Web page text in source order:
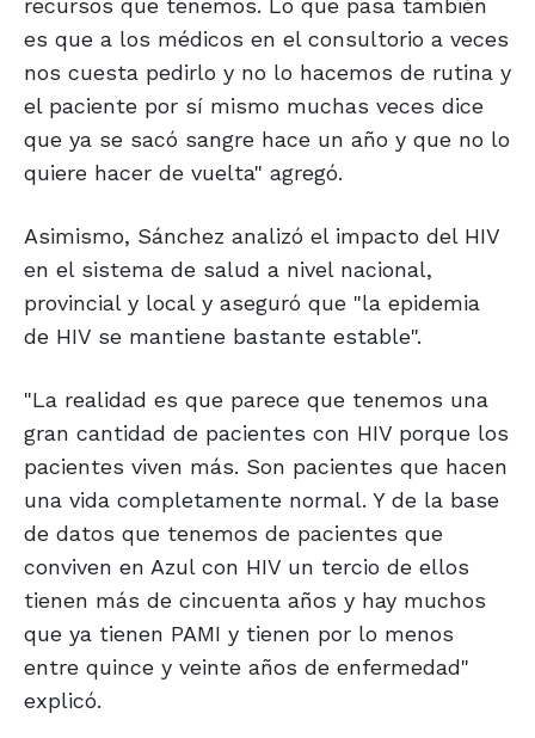
recursos que tenemos. Lo que pasa también
es que a los médicos en el consultorio a veces
nos cuesta pedirlo y no lo hacemos de rutina y
el paciente por sí mismo muchas veces dice
que ya se sacó sangre hace un año y que no lo
quiere hacer de vuelta" agregó.
Asimismo, Sánchez analizó el impacto del HIV
en el sistema de salud a nivel nacional,
provincial y local y aseguró que "la epidemia
de HIV se mantiene bastante estable".
"La realidad es que parece que tenemos una
gran cantidad de pacientes con HIV porque los
pacientes viven más. Son pacientes que hacen
una vida completamente normal. Y de la base
de datos que tenemos de pacientes que
conviven en Azul con HIV un tercio de ellos
tienen más de cincuenta años y hay muchos
que ya tienen PAMI y tienen por lo menos
entre quince y veinte años de enfermedad"
explicó.